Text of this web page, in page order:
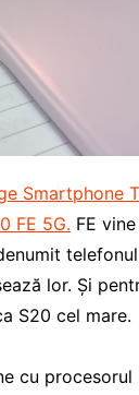
Smartphone
FE 5G. FE
lor. Și
S20 cel mare.
cu procesorul